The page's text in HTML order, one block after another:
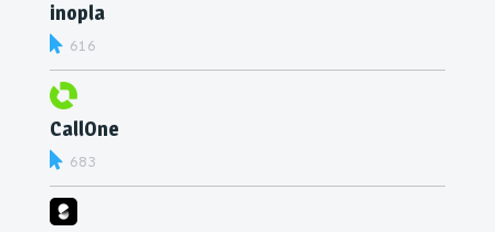
inopla
616
CallOne
683